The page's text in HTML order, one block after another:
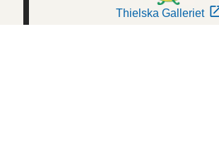
Thielska Galleriet